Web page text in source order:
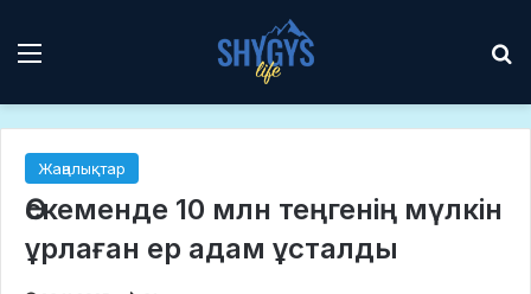
Мәзір
Жаңалықтар
Өскеменде 10 млн теңгенің мүлкін
ұрлаған ер адам ұсталды